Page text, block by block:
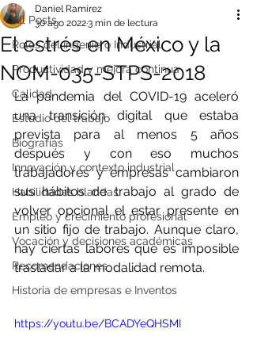
All Posts
Roles del Ingeniero Industrial
Productividad y mejora continua
Calidad
Estudio del trabajo
Biografías
Innovación y contexto industrial
Habilidades blandas
Empleo y crecimiento profesional
Vocación y decisiones académicas
Recomendaciones
Historia de empresas e Inventos
El estrés en México y la
NOM-035-STPS-2018
Daniel Ramírez
30 ago 20223 min de lectura
La pandemia del COVID-19 aceleró
una transición digital que estaba
prevista para al menos 5 años
después y con eso muchos
trabajadores y empresas cambiaron
sus hábitos de trabajo al grado de
volver opcional el estar presente en
un sitio fijo de trabajo. Aunque claro,
hay ciertas labores que es imposible
trasladar a la modalidad remota.
https://youtu.be/BCADYeQHSMI